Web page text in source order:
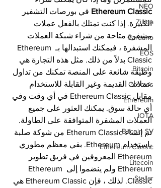
NEO
Zilliqa
Cardano
EOS
Bitcoin
Cosmos
Ethereum
IOTA
Bitcoin SV
Ethereum Classic
Litecoin
Stellar
Ethereum Classic في بورصات التشفير
الكبيرة. إذا كنت تمتلك بالفعل عملات
مشفرة متاحة من شراء شبكة العملات
المشفرة ، فيمكنك استبدالها بـ Ethereum
Classic بدلاً من ذلك. مثل هذه التجارة هي
وظيفة شائعة على المنصة تمكنك من تداول
عملاتك القديمة وغير القابلة للاستخدام
مقابل Ethereum Classic في أي وقت وفي
أي حالة سوق. يمكنك العثور على جميع
العملات المشفرة المتوافقة على الطاولة.
تم إنشاء Etherum Classic من شوكة صلبة
باستخدام Ethereum. بقي معظم مطوري
Ethereum المعروفين في فريق تطوير
Ethereum ولم ينضموا إلى Ethereum
Classic. لذلك ، فإن Ethereum Classic هي